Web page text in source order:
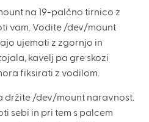
na 19-palčno tirnico z
vam. Vodite /dev/mount
ujemati z zgornjo in
kavelj pa gre skozi
fiksirati z vodilom.
držite /dev/mount naravnost.
sebi in pri tem s palcem